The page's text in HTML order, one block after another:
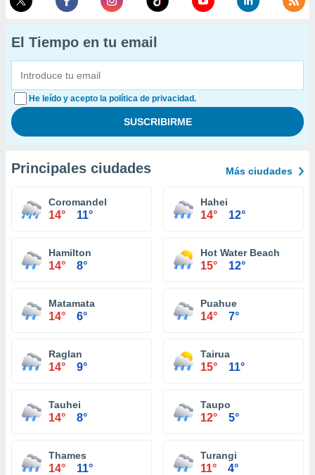
El Tiempo en tu email
He leído y acepto la política de privacidad.
Principales ciudades Más ciudades
Coromandel
14° 11°
Hahei
14° 12°
Hamilton
14° 8°
Hot Water Beach
15° 12°
Matamata
14° 6°
Puahue
14° 7°
Raglan
14° 9°
Tairua
15° 11°
Tauhei
14° 8°
Taupo
12° 5°
Thames
14° 11°
Turangi
11° 4°